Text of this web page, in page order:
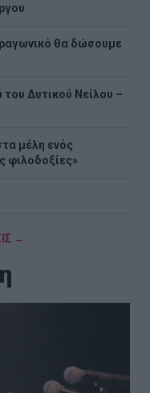
θα δώσουμε
Δυτικού Νείλου –
μέλη ενός
φιλοδοξίες»
→